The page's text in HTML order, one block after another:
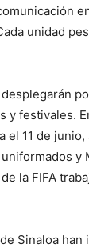
unidad
festivales.
11 de
la FIFA
Sinaloa